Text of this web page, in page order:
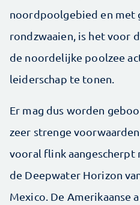
noordpoolgebied en met
rondzwaaien, is het voor
de noordelijke poolzee
leiderschap te tonen.
Er mag dus worden
zeer strenge
vooral flink aangescherpt
de Deepwater Horizon
Mexico. De Amerikaanse